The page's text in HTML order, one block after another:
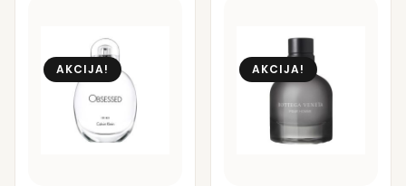
AKCIJA! AKCIJA!